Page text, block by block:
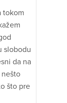
tokom
slobodu
da na
nešto
što pre